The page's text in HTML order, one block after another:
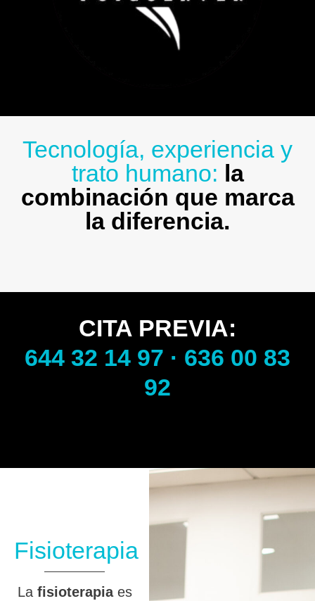
Tecnología, experiencia y
trato humano: la
combinación que marca
la diferencia.
CITA PREVIA:
644 32 14 97 · 636 00 83
92
Fisioterapia
La fisioterapiaes